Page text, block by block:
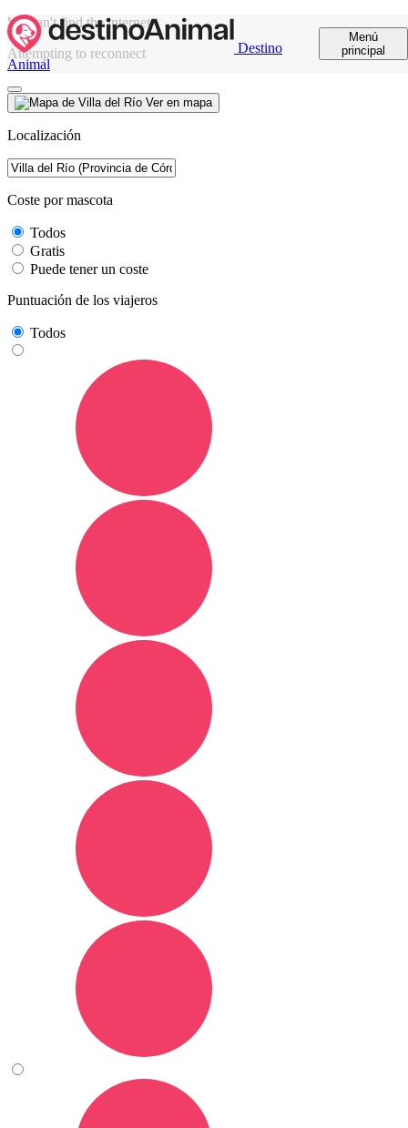
Destino
Animal
Menú
principal
We can't find the internet
Attempting to reconnect
Ver en mapa
Localización
Coste por mascota
Todos
Gratis
Puede tener un coste
Puntuación de los viajeros
Todos